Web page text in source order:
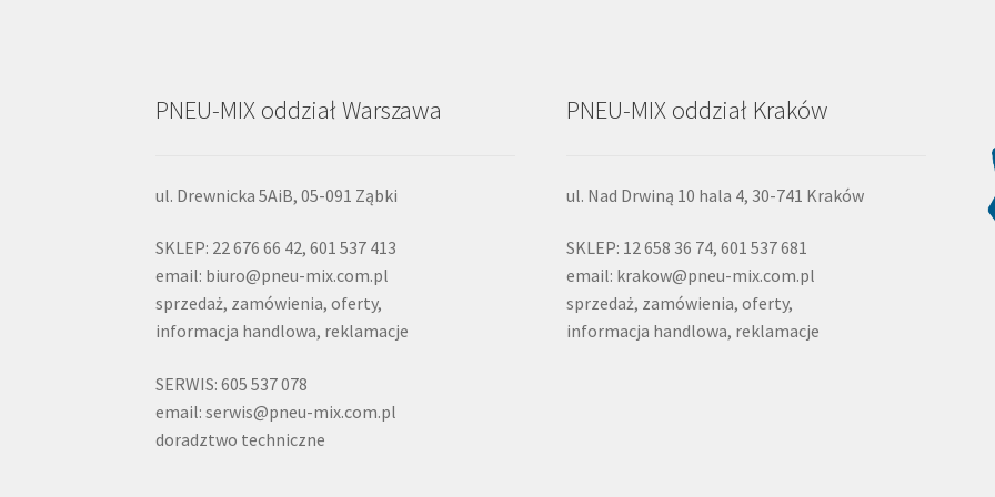
PNEU-MIX oddział Warszawa
ul. Drewnicka 5AiB, 05-091 Ząbki
SKLEP: 22 676 66 42, 601 537 413
email: biuro@pneu-mix.com.pl
sprzedaż, zamówienia, oferty,
informacja handlowa, reklamacje
SERWIS: 605 537 078
email: serwis@pneu-mix.com.pl
doradztwo techniczne
PNEU-MIX oddział Kraków
ul. Nad Drwiną 10 hala 4, 30-741 Kraków
SKLEP: 12 658 36 74, 601 537 681
email: krakow@pneu-mix.com.pl
sprzedaż, zamówienia, oferty,
informacja handlowa, reklamacje